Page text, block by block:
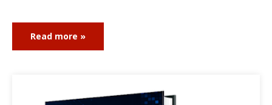
Read more »